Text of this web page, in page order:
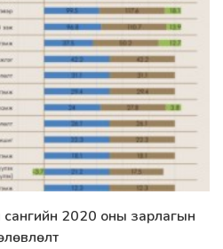
2020 оны зарлагын